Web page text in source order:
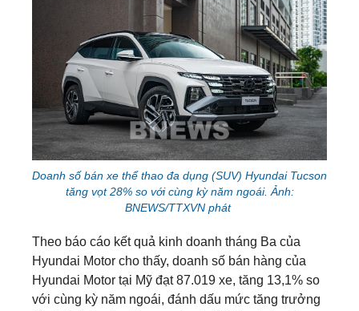
Doanh số bán xe thể thao đa dụng (SUV) Hyundai Tucson
tăng vọt 28% so với cùng kỳ năm ngoái. Ảnh:
BNEWS/TTXVN phát
Theo báo cáo kết quả kinh doanh tháng Ba của
Hyundai Motor cho thấy, doanh số bán hàng của
Hyundai Motor tại Mỹ đạt 87.019 xe, tăng 13,1% so
với cùng kỳ năm ngoái, đánh dấu mức tăng trưởng